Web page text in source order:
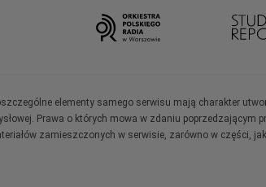
elementy samego serwisu mają charakter
Prawa o których mowa w zdaniu poprzedzającym
zamieszczonych w serwisie, zarówno w części,